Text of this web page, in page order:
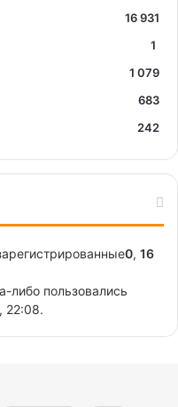
16 931
1
1 079
683
242
0, 16
либо пользовались
22:08.